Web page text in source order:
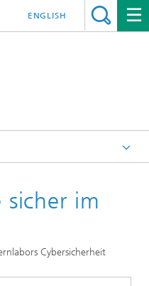
ENGLISH
sicher im
Cybersicherheit